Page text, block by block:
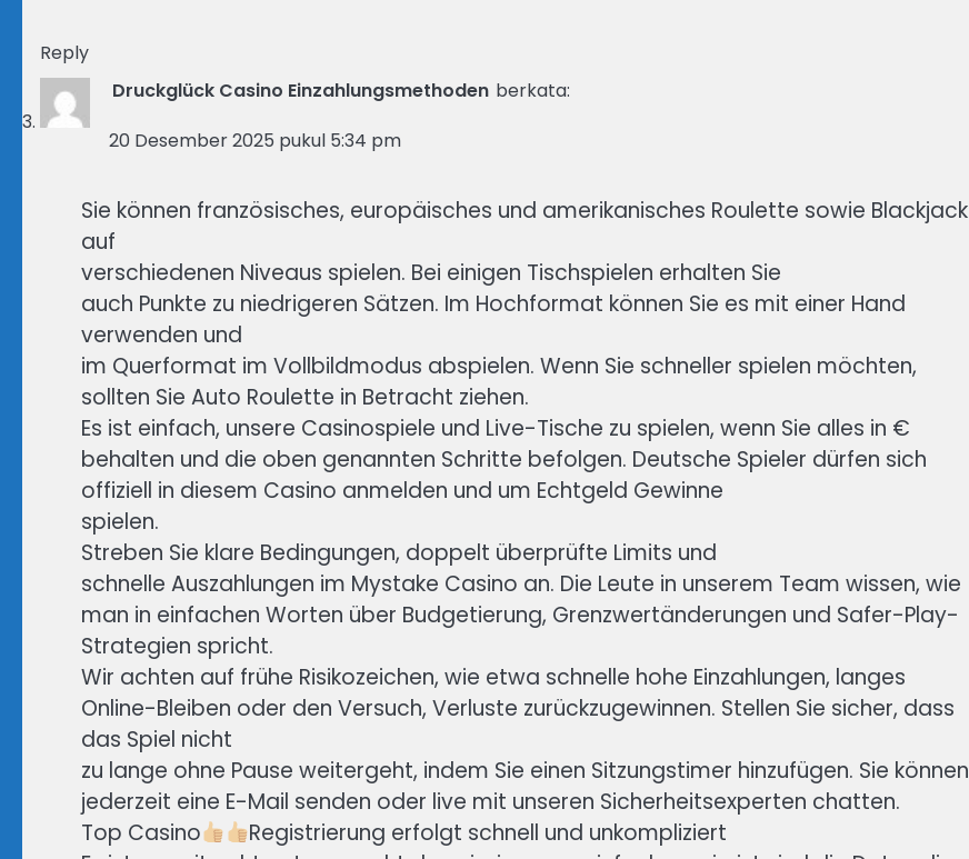
Reply
Druckglück Casino Einzahlungsmethoden berkata:
20 Desember 2025 pukul 5:34 pm
Sie können französisches, europäisches und amerikanisches Roulette sowie Blackjack
auf
verschiedenen Niveaus spielen. Bei einigen Tischspielen erhalten Sie
auch Punkte zu niedrigeren Sätzen. Im Hochformat können Sie es mit einer Hand
verwenden und
im Querformat im Vollbildmodus abspielen. Wenn Sie schneller spielen möchten,
sollten Sie Auto Roulette in Betracht ziehen.
Es ist einfach, unsere Casinospiele und Live-Tische zu spielen, wenn Sie alles in €
behalten und die oben genannten Schritte befolgen. Deutsche Spieler dürfen sich
offiziell in diesem Casino anmelden und um Echtgeld Gewinne
spielen.
Streben Sie klare Bedingungen, doppelt überprüfte Limits und
schnelle Auszahlungen im Mystake Casino an. Die Leute in unserem Team wissen, wie
man in einfachen Worten über Budgetierung, Grenzwertänderungen und Safer-Play-
Strategien spricht.
Wir achten auf frühe Risikozeichen, wie etwa schnelle hohe Einzahlungen, langes
Online-Bleiben oder den Versuch, Verluste zurückzugewinnen. Stellen Sie sicher, dass
das Spiel nicht
zu lange ohne Pause weitergeht, indem Sie einen Sitzungstimer hinzufügen. Sie können
jederzeit eine E-Mail senden oder live mit unseren Sicherheitsexperten chatten.
Top Casino
Registrierung erfolgt schnell und unkompliziert